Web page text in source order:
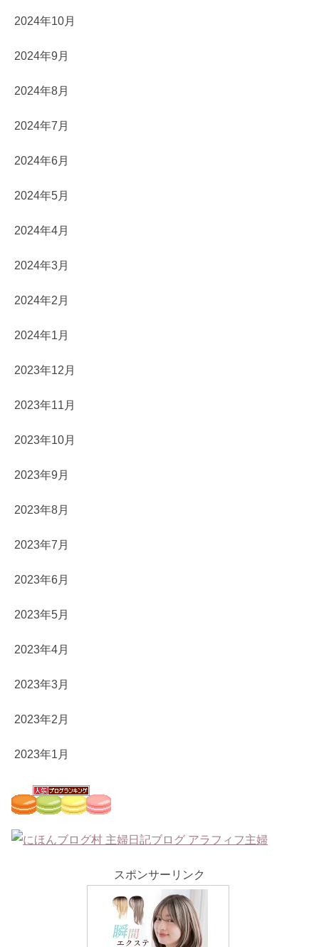
2024年10月
2024年9月
2024年8月
2024年7月
2024年6月
2024年5月
2024年4月
2024年3月
2024年2月
2024年1月
2023年12月
2023年11月
2023年10月
2023年9月
2023年8月
2023年7月
2023年6月
2023年5月
2023年4月
2023年3月
2023年2月
2023年1月
スポンサーリンク